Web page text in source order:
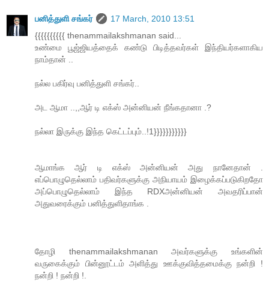
பனித்துளி சங்கர்
17 March, 2010 13:51
{{{{{{{{{{ thenammailakshmanan said...
உண்மை பூஜ்ஜியத்தைக் கண்டு பிடித்தவர்கள் இந்தியர்களாகிய
நாம்தான் ..
நல்ல பகிர்வு பனித்துளி சங்கர்..
அட ஆமா ..,,ஆர் டி எக்ஸ் அன்னியன் நீங்கதானா .?
நல்லா இருக்கு இந்த கெட்டப்பும்..!1}}}}}}}}}}}
ஆமாங்க ஆர் டி எக்ஸ் அன்னியன் அது நானேதான் .
எப்பொழுதெல்லாம் பதிவர்களுக்கு அநியாயம் இழைக்கப்படுகிறதோ
அப்பொழுதெல்லாம் இந்த RDXஅன்னியன் அவதரிப்பான்
அதுவரைக்கும் பனித்துளிதாங்க .
தோழி thenammailakshmanan அவர்களுக்கு உங்களின்
வருகைக்கும் பின்னூட்டம் அளித்து ஊக்குவித்தமைக்கு நன்றி !
நன்றி ! நன்றி !.